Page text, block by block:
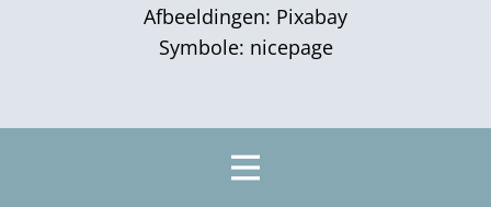
Afbeeldingen: Pixabay
Symbole: nicepage